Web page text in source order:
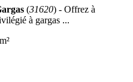
(31620) - Offrez à
à gargas ...